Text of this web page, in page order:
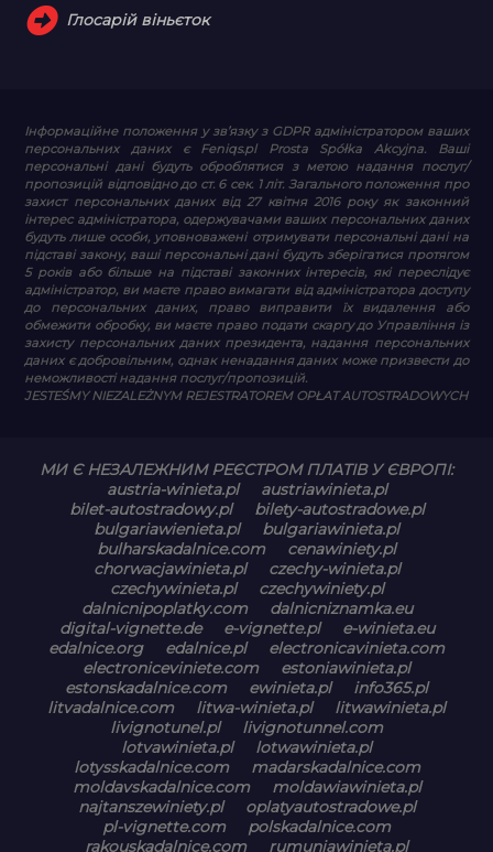
Глосарій віньєток
Інформаційне положення у зв’язку з GDPR адміністратором ваших
персональних даних є Feniqs.pl Prosta Spółka Akcyjna. Ваші
персональні дані будуть оброблятися з метою надання послуг/
пропозицій відповідно до ст. 6 сек. 1 літ. Загального положення про
захист персональних даних від 27 квітня 2016 року як законний
інтерес адміністратора, одержувачами ваших персональних даних
будуть лише особи, уповноважені отримувати персональні дані на
підставі закону, ваші персональні дані будуть зберігатися протягом
5 років або більше на підставі законних інтересів, які переслідує
адміністратор, ви маєте право вимагати від адміністратора доступу
до персональних даних, право виправити їх видалення або
обмежити обробку, ви маєте право подати скаргу до Управління із
захисту персональних даних президента, надання персональних
даних є добровільним, однак ненадання даних може призвести до
неможливості надання послуг/пропозицій.
JESTEŚMY NIEZALEŻNYM REJESTRATOREM OPŁAT AUTOSTRADOWYCH
МИ Є НЕЗАЛЕЖНИМ РЕЄСТРОМ ПЛАТІВ У ЄВРОПІ:
austria-winieta.pl
austriawinieta.pl
bilet-autostradowy.pl
bilety-autostradowe.pl
bulgariawienieta.pl
bulgariawinieta.pl
bulharskadalnice.com
cenawiniety.pl
chorwacjawinieta.pl
czechy-winieta.pl
czechywinieta.pl
czechywiniety.pl
dalnicnipoplatky.com
dalnicniznamka.eu
digital-vignette.de
e-vignette.pl
e-winieta.eu
edalnice.org
edalnice.pl
electronicavinieta.com
electroniceviniete.com
estoniawinieta.pl
estonskadalnice.com
ewinieta.pl
info365.pl
litvadalnice.com
litwa-winieta.pl
litwawinieta.pl
livignotunel.pl
livignotunnel.com
lotvawinieta.pl
lotwawinieta.pl
lotysskadalnice.com
madarskadalnice.com
moldavskadalnice.com
moldawiawinieta.pl
najtanszewiniety.pl
oplatyautostradowe.pl
pl-vignette.com
polskadalnice.com
rakouskadalnice.com
rumuniawinieta.pl